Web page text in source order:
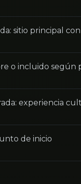
sitio principal
o incluido según
experiencia
de inicio